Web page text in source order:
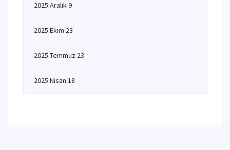
2025 Aralık 9
2025 Ekim 23
2025 Temmuz 23
2025 Nisan 18